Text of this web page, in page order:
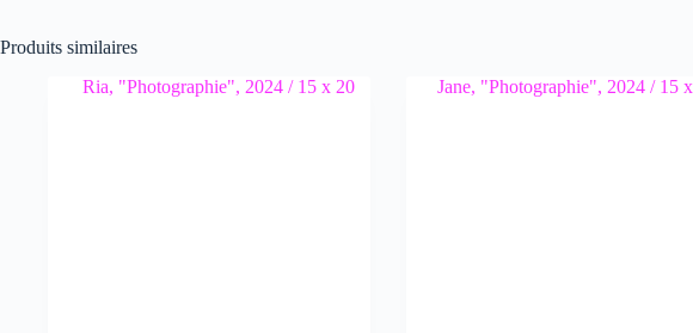
Produits similaires